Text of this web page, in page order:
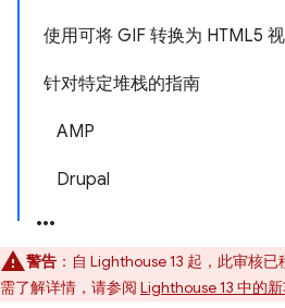
使用可将 GIF 转换为 HTML5
针对特定堆栈的指南
AMP
Drupal
警告 ：自 Lighthouse 13 起，此审核已
需了解详情，请参阅 Lighthouse 13 中的